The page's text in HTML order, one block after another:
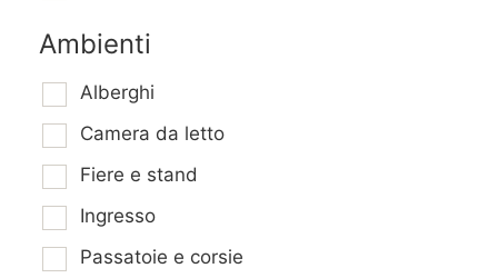
Ambienti
Alberghi
Camera da letto
Fiere e stand
Ingresso
Passatoie e corsie